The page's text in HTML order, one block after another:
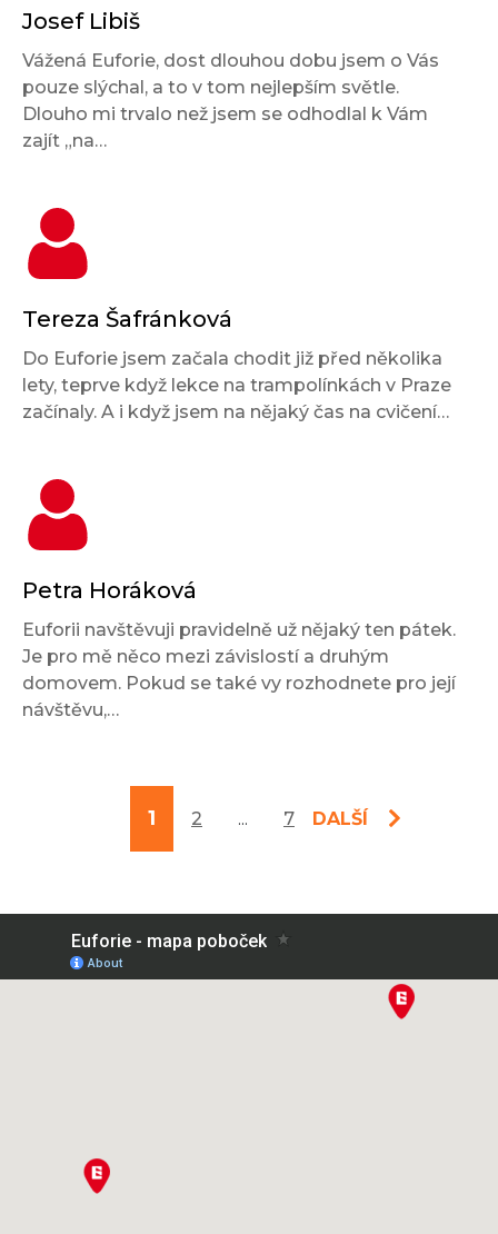
Josef Libiš
Vážená Euforie, dost dlouhou dobu jsem o Vás
pouze slýchal, a to v tom nejlepším světle.
Dlouho mi trvalo než jsem se odhodlal k Vám
zajít „na…
Tereza Šafránková
Do Euforie jsem začala chodit již před několika
lety, teprve když lekce na trampolínkách v Praze
začínaly. A i když jsem na nějaký čas na cvičení…
Petra Horáková
Euforii navštěvuji pravidelně už nějaký ten pátek.
Je pro mě něco mezi závislostí a druhým
domovem. Pokud se také vy rozhodnete pro její
návštěvu,…
1 2 ... 7 DALŠÍ